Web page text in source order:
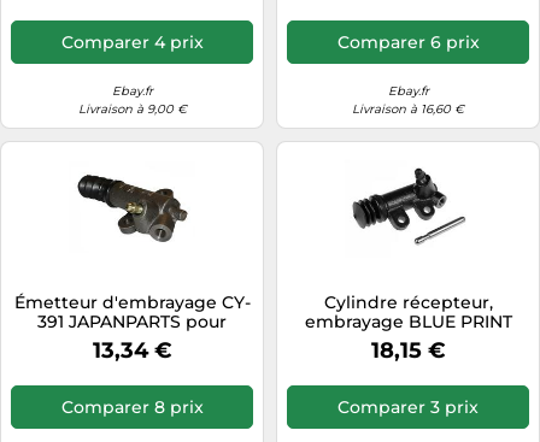
Comparer 4 prix
Ebay.fr
Livraison à 9,00 €
Comparer 6 prix
Ebay.fr
Livraison à 16,60 €
Émetteur d'embrayage CY-
391 JAPANPARTS pour
MAZDA ASIA MOTORS KIA
13,34 €
Comparer 8 prix
Cylindre récepteur,
embrayage BLUE PRINT
ADT33638
18,15 €
Comparer 3 prix